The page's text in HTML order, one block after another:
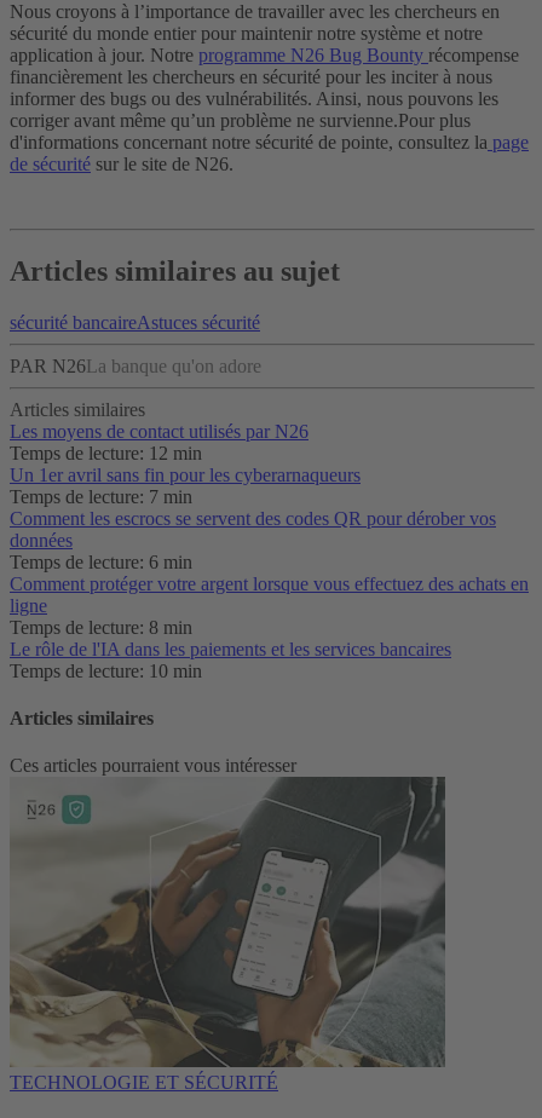
Nous croyons à l’importance de travailler avec les chercheurs en
sécurité du monde entier pour maintenir notre système et notre
application à jour. Notre programme N26 Bug Bounty récompense
financièrement les chercheurs en sécurité pour les inciter à nous
informer des bugs ou des vulnérabilités. Ainsi, nous pouvons les
corriger avant même qu’un problème ne survienne.Pour plus
d'informations concernant notre sécurité de pointe, consultez la page
de sécurité sur le site de N26.
Articles similaires au sujet
sécurité bancaireAstuces sécurité
PAR N26La banque qu'on adore
Articles similaires
Les moyens de contact utilisés par N26
Temps de lecture: 12 min
Un 1er avril sans fin pour les cyberarnaqueurs
Temps de lecture: 7 min
Comment les escrocs se servent des codes QR pour dérober vos
données
Temps de lecture: 6 min
Comment protéger votre argent lorsque vous effectuez des achats en
ligne
Temps de lecture: 8 min
Le rôle de l'IA dans les paiements et les services bancaires
Temps de lecture: 10 min
Articles similaires
Ces articles pourraient vous intéresser
TECHNOLOGIE ET SÉCURITÉ